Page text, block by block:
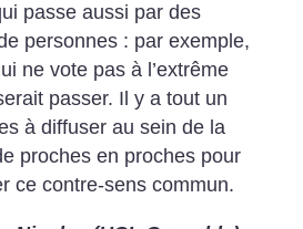
passe aussi par des
personnes : par exemple,
ne vote pas à l’extrême
passer. Il y a tout un
à diffuser au sein de la
proches en proches pour
ce contre-sens commun.